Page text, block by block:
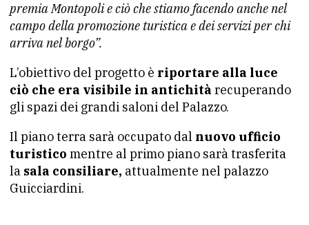
premia Montopoli e ciò che stiamo facendo anche nel
campo della promozione turistica e dei servizi per chi
arriva nel borgo”.
L’obiettivo del progetto è riportare alla luce
ciò che era visibile in antichità recuperando
gli spazi dei grandi saloni del Palazzo.
Il piano terra sarà occupato dal nuovo ufficio
turistico mentre al primo piano sarà trasferita
la sala consiliare, attualmente nel palazzo
Guicciardini.